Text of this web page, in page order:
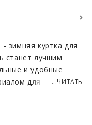
зимняя куртка для
станет лучшим
и удобные
для пошива
ее практичной
...ЧИТАТЬ